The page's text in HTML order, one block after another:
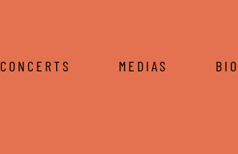
CONCERTS MEDIAS BIO